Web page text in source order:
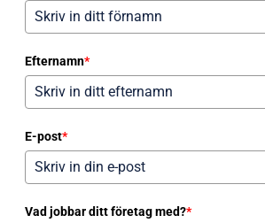
Efternamn*
E-post*
Vad jobbar ditt företag med?*